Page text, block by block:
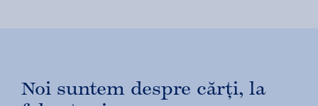
Noi suntem despre cărți, la